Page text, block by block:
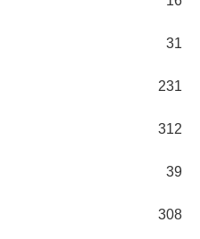
31
231
312
39
308